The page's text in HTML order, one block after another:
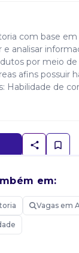
com base
e analisar
por meio
afins possuir
Habilidade de
em:
Vagas em